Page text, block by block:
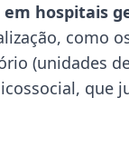
em hospitais
como
(unidades
que